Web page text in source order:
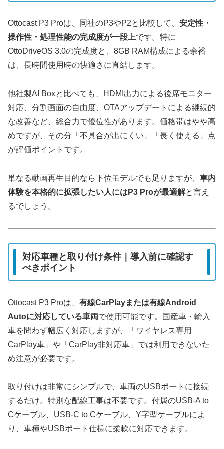
Ottocast P3 Proは、同社のP3やP2と比較して、 安定性・
操作性・処理性能の完成度が一段上です。特に
OttoDriveOS 3.0の完成度と、8GB RAM構成による余裕
は、長時間使用時の快適さに直結します。
他社製AI Boxと比べても、HDMI出力による後席モニター
対応、分割画面の自由度、OTAアップデートによる継続的
な改善など、総合力で優位性があります。価格帯はやや高
めですが、その分「不具合が出にくい」「長く使える」点
が評価ポイントです。
単なる動画再生目的なら下位モデルでも足りますが、 車内
体験を本格的に拡張したい人にはP3 Proが最適解と言え
るでしょう。
対応車種と取り付け条件｜導入前に確認す
べきポイント
Ottocast P3 Proは、 有線CarPlayまたは有線Android
Autoに対応している車両で使用可能です。国産車・輸入
車を問わず幅広く対応しますが、「ワイヤレス専用
CarPlay車」や「CarPlay非対応車」では利用できないた
め注意が必要です。
取り付けは非常にシンプルで、車両のUSBポートに接続
するだけ。特別な配線工事は不要です。付属のUSB-A to
Cケーブル、USB-C to Cケーブル、Y字型ケーブルによ
り、車種やUSBポート仕様に柔軟に対応できます。